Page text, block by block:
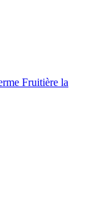
Fruitière la